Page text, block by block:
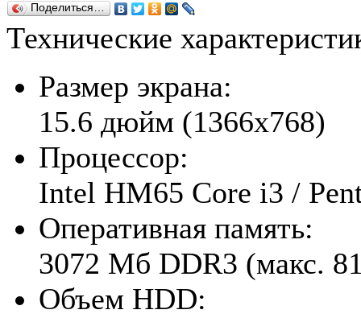
Поделиться…
Технические
Размер экрана:
15.6 дюйм (1366x768)
Процессор:
Intel HM65 Core i3 /
Оперативная память:
3072 Мб DDR3 (макс.
Объем HDD: